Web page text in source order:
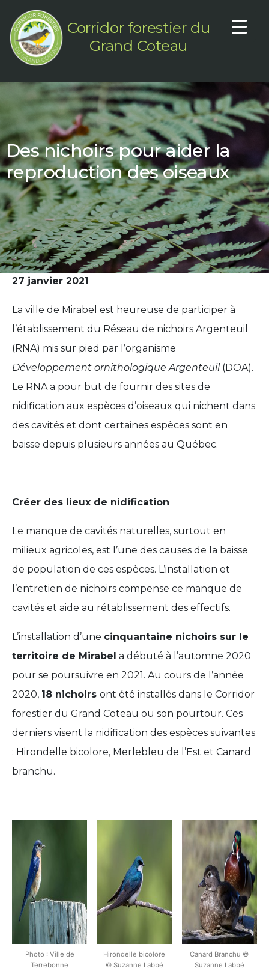
contenu
Corridor forestier du
Grand Coteau
Des nichoirs pour aider la
reproduction des oiseaux
27 janvier 2021
La ville de Mirabel est heureuse de participer à
l’établissement du Réseau de nichoirs Argenteuil
(RNA) mis sur pied par l’organisme
Développement ornithologique Argenteuil(DOA).
Le RNA a pour but de fournir des sites de
nidification aux espèces d’oiseaux qui nichent dans
des cavités et dont certaines espèces sont en
baisse depuis plusieurs années au Québec.
Créer des lieux de nidification
Le manque de cavités naturelles, surtout en
milieux agricoles, est l’une des causes de la baisse
de population de ces espèces. L’installation et
l’entretien de nichoirs compense ce manque de
cavités et aide au rétablissement des effectifs.
L’installation d’une cinquantaine nichoirs sur le
territoire de Mirabel a débuté à l’automne 2020
pour se poursuivre en 2021. Au cours de l’année
2020, 18 nichoirs ont été installés dans le Corridor
forestier du Grand Coteau ou son pourtour. Ces
derniers visent la nidification des espèces suivantes
: Hirondelle bicolore, Merlebleu de l’Est et Canard
branchu.
Photo : Ville de
Terrebonne
Hirondelle bicolore
© Suzanne Labbé
Canard Branchu ©
Suzanne Labbé